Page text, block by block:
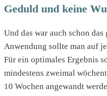
Geduld und keine
Und das war auch schon
Anwendung sollte man auf
Für ein optimales Ergebnis
mindestens zweimal
10 Wochen angewandt